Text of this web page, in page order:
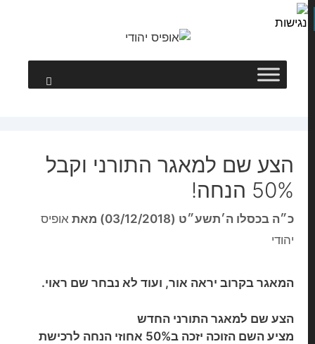
הצע שם למאגר התורני וקבל
50% הנחה!
כ״ה בכסלו ה׳תשע״ט (03/12/2018) מאתאופיס
יהודי
המאגר בקרוב יראה אור, ועוד לא נבחר שם ראוי.
הצע שם למאגר התורני החדש
מציע השם הזוכה יזכה ב50% אחוזי הנחה לרכישת